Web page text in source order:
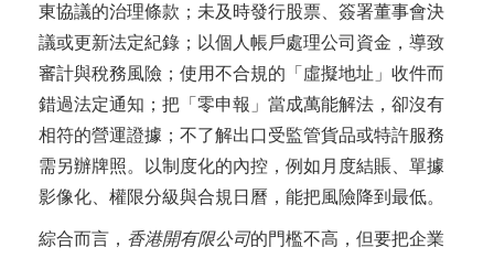
東協議的治理條款；未及時發行股票、簽署董事會決
議或更新法定紀錄；以個人帳戶處理公司資金，導致
審計與稅務風險；使用不合規的「虛擬地址」收件而
錯過法定通知；把「零申報」當成萬能解法，卻沒有
相符的營運證據；不了解出口受監管貨品或特許服務
需另辦牌照。以制度化的內控，例如月度結賬、單據
影像化、權限分級與合規日曆，能把風險降到最低。
綜合而言， 香港開有限公司的門檻不高，但要把企業